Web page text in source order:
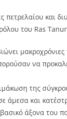
πετρελαίου και
του Ras
μακροχρόνιες
να
της
άμεσα και
άξονα του